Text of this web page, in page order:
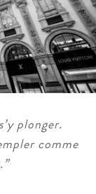
plonger.
comme